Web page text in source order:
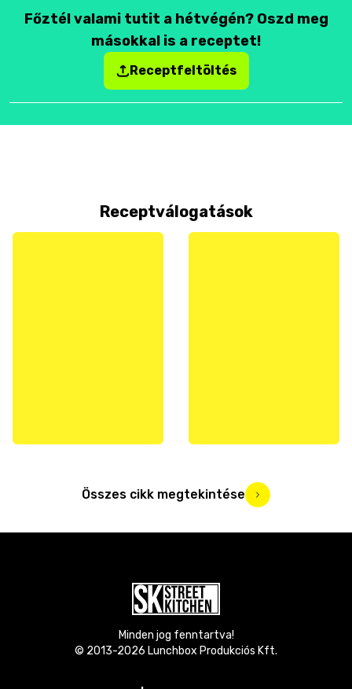
Főztél valami tutit a hétvégén? Oszd meg
másokkal is a receptet!
Receptfeltöltés
Receptválogatások
Összes cikk megtekintése
Minden jog fenntartva!
© 2013-2026 Lunchbox Produkciós Kft.